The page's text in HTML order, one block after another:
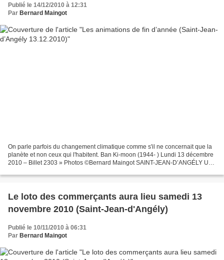
Publié le 14/12/2010 à 12:31
Par Bernard Maingot
On parle parfois du changement climatique comme s'il ne concernait que la
planète et non ceux qui l'habitent. Ban Ki-moon (1944- ) Lundi 13 décembre
2010 – Billet 2303 » Photos ©Bernard Maingot SAINT-JEAN-D’ANGÉLY Une
Le loto des commerçants aura lieu samedi 13
novembre 2010 (Saint-Jean-d'Angély)
Publié le 10/11/2010 à 06:31
Par Bernard Maingot